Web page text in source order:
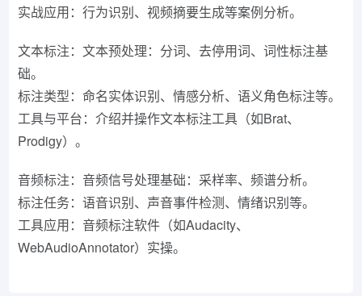
实战应用：行为识别、视频摘要生成等案例分析。
文本标注：文本预处理：分词、去停用词、词性标注基
础。
标注类型：命名实体识别、情感分析、语义角色标注等。
工具与平台：介绍并操作文本标注工具（如Brat、
Prodigy）。
音频标注：音频信号处理基础：采样率、频谱分析。
标注任务：语音识别、声音事件检测、情绪识别等。
工具应用：音频标注软件（如Audacity、
WebAudioAnnotator）实操。